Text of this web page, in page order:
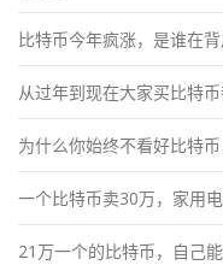
比特币今年疯涨，是谁在背
从过年到现在大家买比特
为什么你始终不看好比特
一个比特币卖30万，家用
21万一个的比特币，自己能